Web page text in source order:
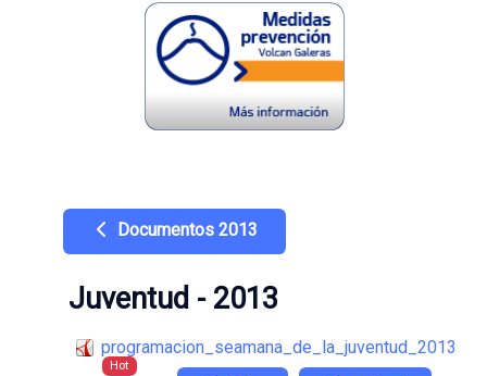
Documentos 2013
Juventud - 2013
programacion_seamana_de_la_juventud_2013
Hot